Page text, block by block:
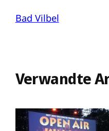
Bad Vilbel
Verwandte